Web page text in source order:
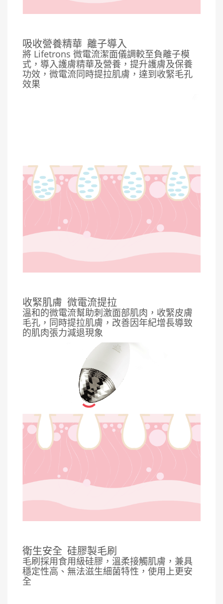
吸收營養精華 離子導入
將 Lifetrons 微電流潔面儀調較至負離子模
式，導入護膚精華及營養，提升護膚及保養
功效，微電流同時提拉肌膚，達到收緊毛孔
效果
收緊肌膚 微電流提拉
溫和的微電流幫助刺激面部肌肉，收緊皮膚
毛孔，同時提拉肌膚，改善因年紀增長導致
的肌肉張力減退現象
衛生安全 硅膠製毛刷
毛刷採用食用級硅膠，溫柔接觸肌膚，兼具
穩定性高、無法滋生細菌特性，使用上更安
全